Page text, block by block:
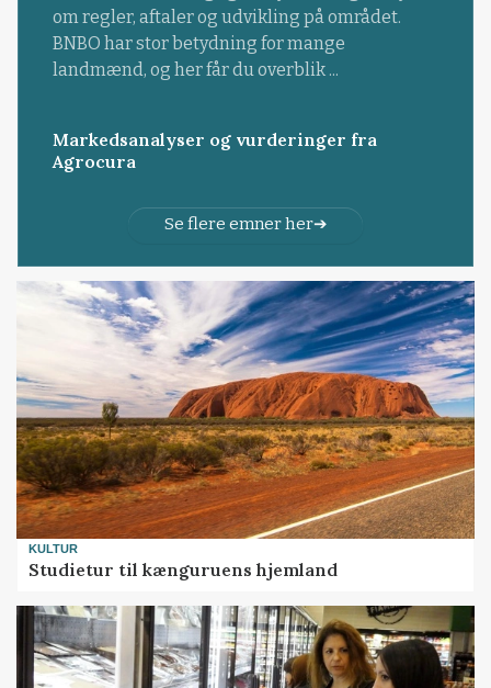
om regler, aftaler og udvikling på området.
BNBO har stor betydning for mange
landmænd, og her får du overblik ...
Markedsanalyser og vurderinger fra
Agrocura
Se flere emner her
KULTUR
Studietur til kænguruens hjemland